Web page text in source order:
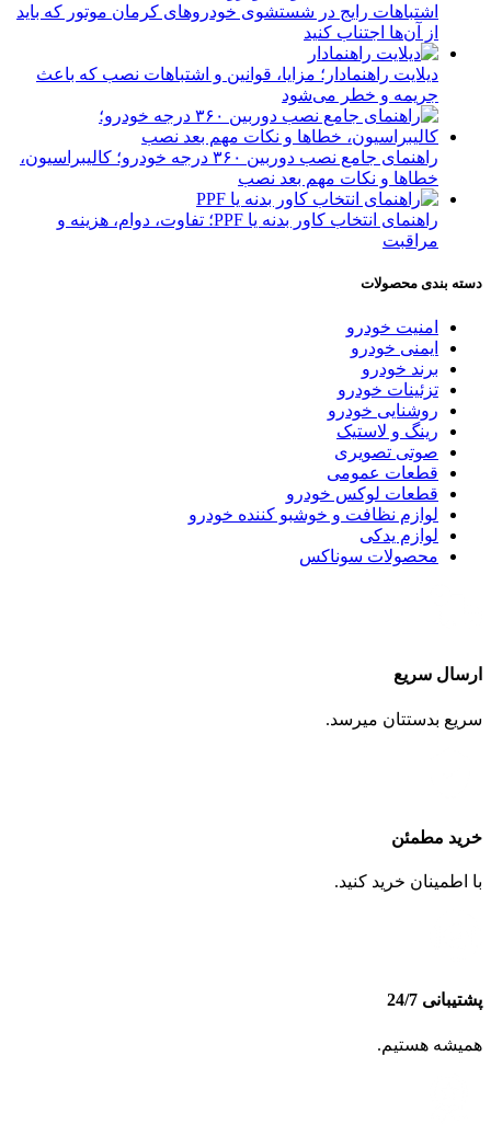
اشتباهات رایج در شستشوی خودروهای کرمان موتور که باید
از آن‌ها اجتناب کنید
دیلایت راهنمادار؛ مزایا، قوانین و اشتباهات نصب که باعث
جریمه و خطر می‌شود
راهنمای جامع نصب دوربین ۳۶۰ درجه خودرو؛ کالیبراسیون،
خطاها و نکات مهم بعد نصب
راهنمای انتخاب کاور بدنه یا PPF؛ تفاوت، دوام، هزینه و
مراقبت
دسته بندی محصولات
امنیت خودرو
ایمنی خودرو
برند خودرو
تزئینات خودرو
روشنایی خودرو
رینگ و لاستیک
صوتی تصویری
قطعات عمومی
قطعات لوکس خودرو
لوازم نظافت و خوشبو کننده خودرو
لوازم یدکی
محصولات سوناکس
ارسال سریع
سریع بدستتان میرسد.
خرید مطمئن
با اطمینان خرید کنید.
پشتیبانی 24/7
همیشه هستیم.